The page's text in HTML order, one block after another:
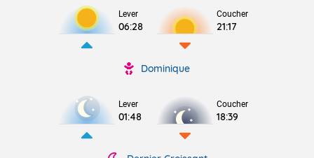
Lever
06:28
Coucher
21:17
Dominique
Lever
01:48
Coucher
18:39